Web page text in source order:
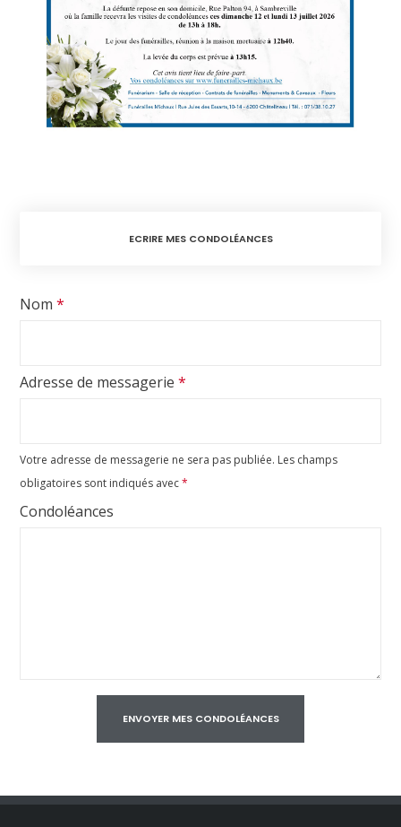
ECRIRE MES CONDOLÉANCES
Votre adresse de messagerie ne sera pas publiée. Les champs
obligatoires sont indiqués avec*
Condoléances
Nom *
Adresse de messagerie *